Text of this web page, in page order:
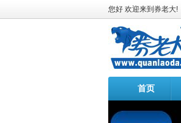
您好 欢迎来到券老大!
首页